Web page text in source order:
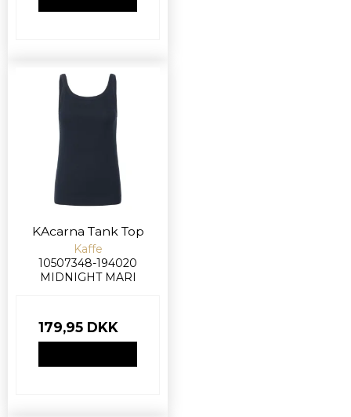
KAcarna Tank Top
Kaffe
10507348-194020
MIDNIGHT MARI
179,95 DKK